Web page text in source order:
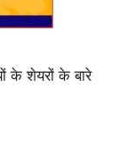
के शेयरों के बारे